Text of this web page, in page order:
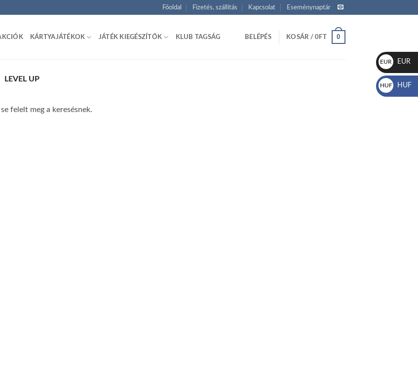
Főoldal Fizetés, szállítás Kapcsolat Eseménynaptár
KÁRTYAJÁTÉKOK JÁTÉK KIEGÉSZÍTŐK KLUB TAGSÁG BELÉPÉS KOSÁR /0FT 0
LEVEL UP
felelt meg a keresésnek.
EUR
€
EUR
HUF
Ft
HUF